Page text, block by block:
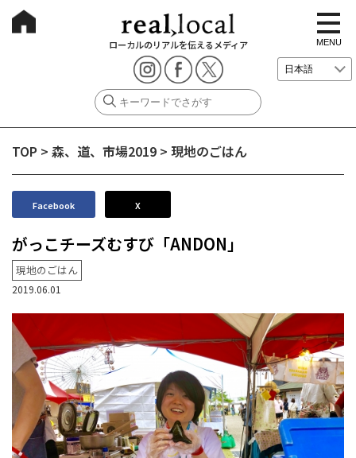
ローカルのリアルを伝えるメディア
t
o
g
g
e
i
i
MENU
TOP > 森、道、市場2019 > 現地のごはん
Facebook X
がっこチーズむすび「ANDON」
現地のごはん
2019.06.01